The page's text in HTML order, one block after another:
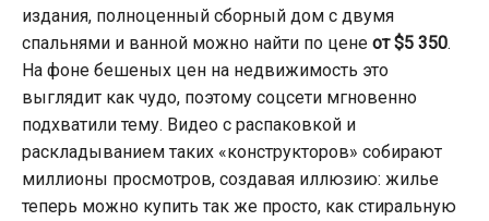
издания, полноценный сборный дом с двумя
спальнями и ванной можно найти по цене от $5 350.
На фоне бешеных цен на недвижимость это
выглядит как чудо, поэтому соцсети мгновенно
подхватили тему. Видео с распаковкой и
раскладыванием таких «конструкторов» собирают
миллионы просмотров, создавая иллюзию: жилье
теперь можно купить так же просто, как стиральную